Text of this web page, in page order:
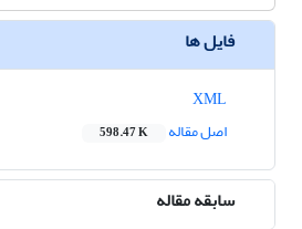
فایل ها
اصل مقاله
598.47 K
سابقه مقاله